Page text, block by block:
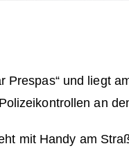
Prespas“ und liegt
an
mit Handy am